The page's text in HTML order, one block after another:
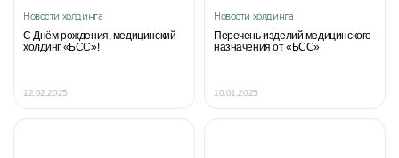
Новости холдинга
С Днём рождения, медицинский
холдинг «БСС»!
12.02.2025
Новости холдинга
Перечень изделий медицинского
назначения от «БСС»
10.01.2025